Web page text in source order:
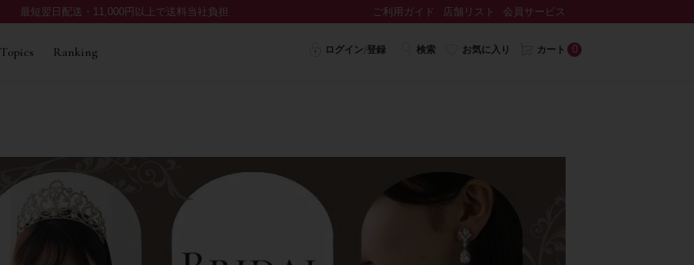
最短翌日配送・11,000円以上で送料当社負担 ご利用ガイド 店舗リスト 会員サービス
Topics Ranking ログイン/登録 検索 お気に入り カート 0